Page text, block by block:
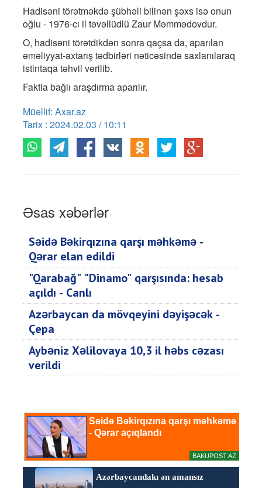
Hadisəni törətməkdə şübhəli bilinən şəxs isə onun
oğlu - 1976-cı il təvəllüdlü Zaur Məmmədovdur.
O, hadisəni törətdikdən sonra qaçsa da, aparılan
əməliyyat-axtarış tədbirləri nəticəsində saxlanılaraq
istintaqa təhvil verilib.
Faktla bağlı araşdırma aparılır.
Müəllif: Axar.az
Tarix : 2024.02.03 / 10:11
Əsas xəbərlər
Səidə Bəkirqızına qarşı məhkəmə -
Qərar elan edildi
"Qarabağ" "Dinamo" qarşısında: hesab
açıldı - Canlı
Azərbaycan da mövqeyini dəyişəcək -
Çepa
Aybəniz Xəlilovaya 10,3 il həbs cəzası
verildi